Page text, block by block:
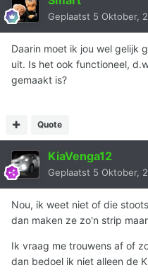
Geplaatst 5 Oktober,
Daarin moet ik jou wel gelijk
uit. Is het ook functioneel,
gemaakt is?
Quote
KiaVenga12
Geplaatst 5 Oktober,
Nou, ik weet niet of die
dan maken ze zo'n strip
Ik vraag me trouwens af of
dan bedoel ik niet alleen de